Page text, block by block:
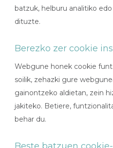
batzuk, helburu analitiko
dituzte.
Berezko zer cookie
Webgune honek cookie
soilik, zehazki gure
gainontzeko aldietan, zein
jakiteko. Betiere,
behar du.